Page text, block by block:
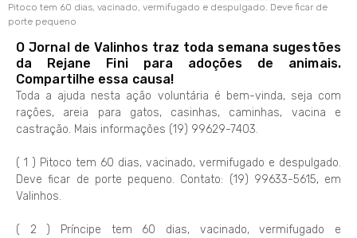
Pitoco tem 60 dias, vacinado, vermifugado e despulgado. Deve ficar de
porte pequeno
O Jornal de Valinhos traz toda semana sugestões
da Rejane Fini para adoções de animais.
Compartilhe essa causa!
Toda a ajuda nesta ação voluntária é bem-vinda, seja com
rações, areia para gatos, casinhas, caminhas, vacina e
castração. Mais informações (19) 99629-7403.
( 1 ) Pitoco tem 60 dias, vacinado, vermifugado e despulgado.
Deve ficar de porte pequeno. Contato: (19) 99633-5615, em
Valinhos.
( 2 ) Príncipe tem 60 dias, vacinado, vermifugado e